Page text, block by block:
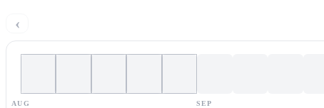
‹
AUG SEP